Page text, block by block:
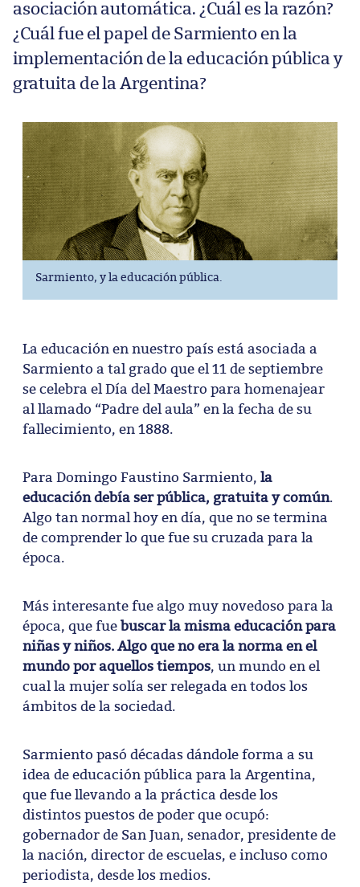
asociación automática. ¿Cuál es la razón?
¿Cuál fue el papel de Sarmiento en la
implementación de la educación pública y
gratuita de la Argentina?
Sarmiento, y la educación pública.
La educación en nuestro país está asociada a
Sarmiento a tal grado que el 11 de septiembre
se celebra el Día del Maestro para homenajear
al llamado “Padre del aula” en la fecha de su
fallecimiento, en 1888.
Para Domingo Faustino Sarmiento, la
educación debía ser pública, gratuita y común.
Algo tan normal hoy en día, que no se termina
de comprender lo que fue su cruzada para la
época.
Más interesante fue algo muy novedoso para la
época, que fuebuscar la misma educación para
niñas y niños. Algo que no era la norma en el
mundo por aquellos tiempos, un mundo en el
cual la mujer solía ser relegada en todos los
ámbitos de la sociedad.
Sarmiento pasó décadas dándole forma a su
idea de educación pública para la Argentina,
que fue llevando a la práctica desde los
distintos puestos de poder que ocupó:
gobernador de San Juan, senador, presidente de
la nación, director de escuelas, e incluso como
periodista, desde los medios.